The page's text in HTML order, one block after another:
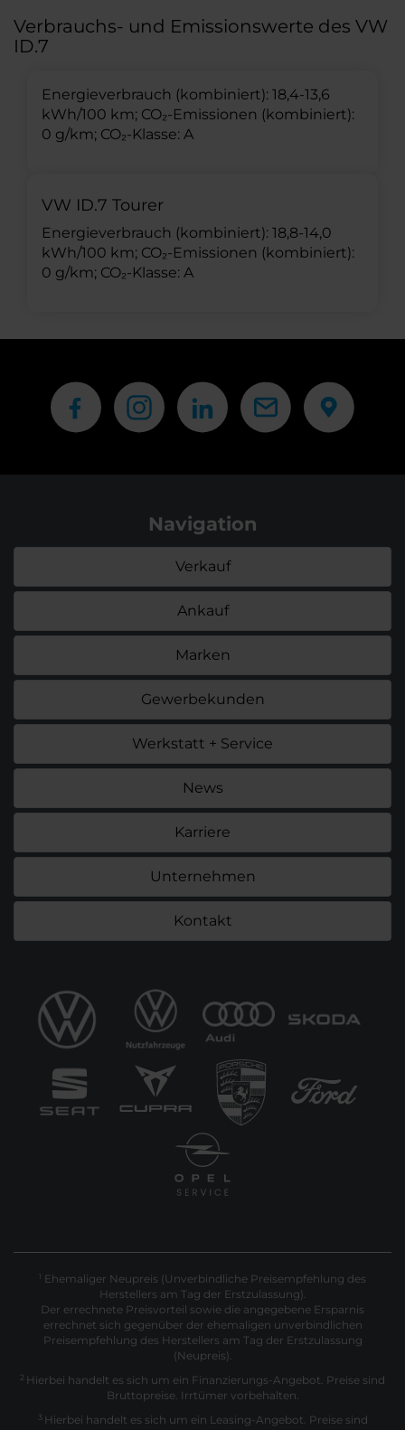
Verbrauchs- und Emissionswerte des VW
ID.7
Energieverbrauch (kombiniert): 18,4-13,6
kWh/100 km; CO₂-Emissionen (kombiniert):
0 g/km; CO₂-Klasse: A
VW ID.7 Tourer
Energieverbrauch (kombiniert): 18,8-14,0
kWh/100 km; CO₂-Emissionen (kombiniert):
0 g/km; CO₂-Klasse: A
Navigation
Verkauf
Ankauf
Marken
Gewerbekunden
Werkstatt + Service
News
Karriere
Unternehmen
Kontakt
1 Ehemaliger Neupreis (Unverbindliche Preisempfehlung des
Herstellers am Tag der Erstzulassung).
Der errechnete Preisvorteil sowie die angegebene Ersparnis
errechnet sich gegenüber der ehemaligen unverbindlichen
Preisempfehlung des Herstellers am Tag der Erstzulassung
(Neupreis).
2 Hierbei handelt es sich um ein Finanzierungs-Angebot. Preise sind
Bruttopreise. Irrtümer vorbehalten.
3 Hierbei handelt es sich um ein Leasing-Angebot. Preise sind